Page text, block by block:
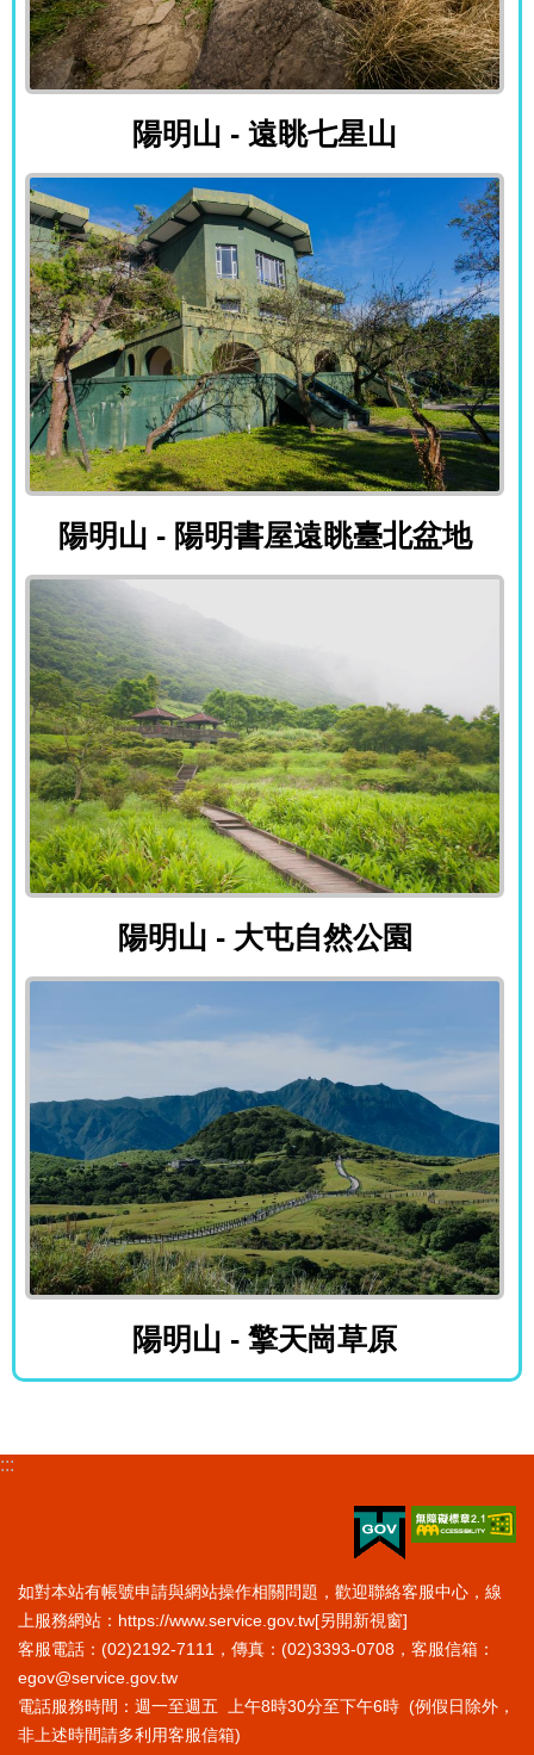
陽明山 - 遠眺七星山
陽明山 - 遠眺七星山
陽明山 - 陽明書屋遠眺臺北盆地
陽明山 - 陽明書屋遠眺臺北盆地
陽明山 - 大屯自然公園
陽明山 - 大屯自然公園
陽明山 - 擎天崗草原
陽明山 - 擎天崗草原
:::
如對本站有帳號申請與網站操作相關問題，歡迎聯絡客服中心，線
上服務網站： https://www.service.gov.tw[另開新視窗]
客服電話：(02)2192-7111，傳真：(02)3393-0708，客服信箱：
egov@service.gov.tw
電話服務時間：週一至週五 上午8時30分至下午6時 (例假日除外，
非上述時間請多利用客服信箱)